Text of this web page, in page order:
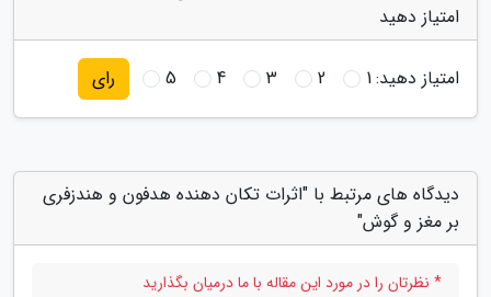
امتیاز دهید
امتیاز دهید:1
2
3
4
5 رای
دیدگاه های مرتبط با "اثرات تکان دهنده هدفون و هندزفری
بر مغز و گوش"
* نظرتان را در مورد این مقاله با ما درمیان بگذارید